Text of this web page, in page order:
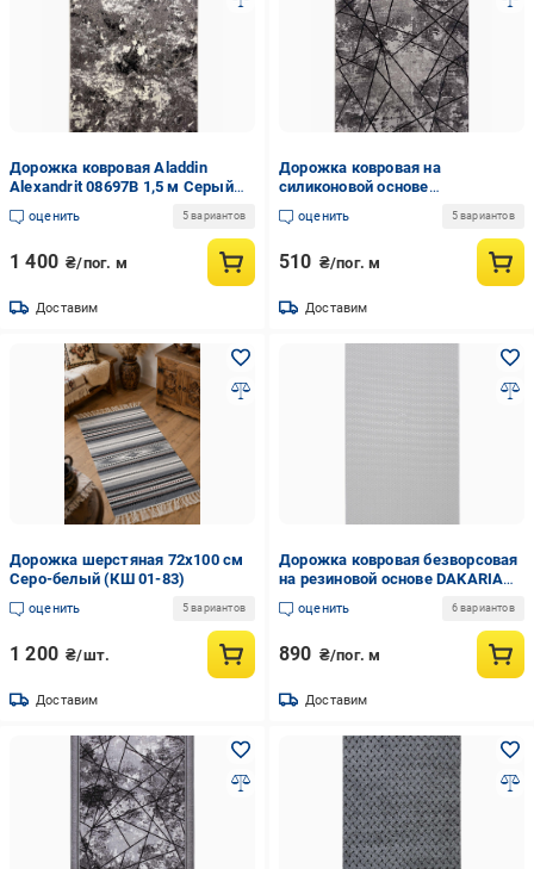
Дорожка ковровая Aladdin
Alexandrit 08697B 1,5 м Серый
(00-00027045)
оценить 5 вариантов
1 400 ₴/пог. м
Доставим
Дорожка ковровая на
силиконовой основе
противоскользящая Tila Soft
Треугольники 10384-6 0,8 м
оценить 5 вариантов
510 ₴/пог. м
Доставим
Дорожка шерстяная 72х100 см
Серо-белый (КШ 01-83)
оценить 5 вариантов
1 200 ₴/шт.
Доставим
Дорожка ковровая безворсовая
на резиновой основе DAKARIA
Style 003/Silver 0,8 м Светло-
серый (00-00025051)
оценить 6 вариантов
890 ₴/пог. м
Доставим